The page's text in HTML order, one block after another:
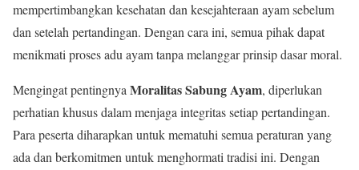
mempertimbangkan kesehatan dan kesejahteraan ayam sebelum
dan setelah pertandingan. Dengan cara ini, semua pihak dapat
menikmati proses adu ayam tanpa melanggar prinsip dasar moral.
Mengingat pentingnya Moralitas Sabung Ayam, diperlukan
perhatian khusus dalam menjaga integritas setiap pertandingan.
Para peserta diharapkan untuk mematuhi semua peraturan yang
ada dan berkomitmen untuk menghormati tradisi ini. Dengan